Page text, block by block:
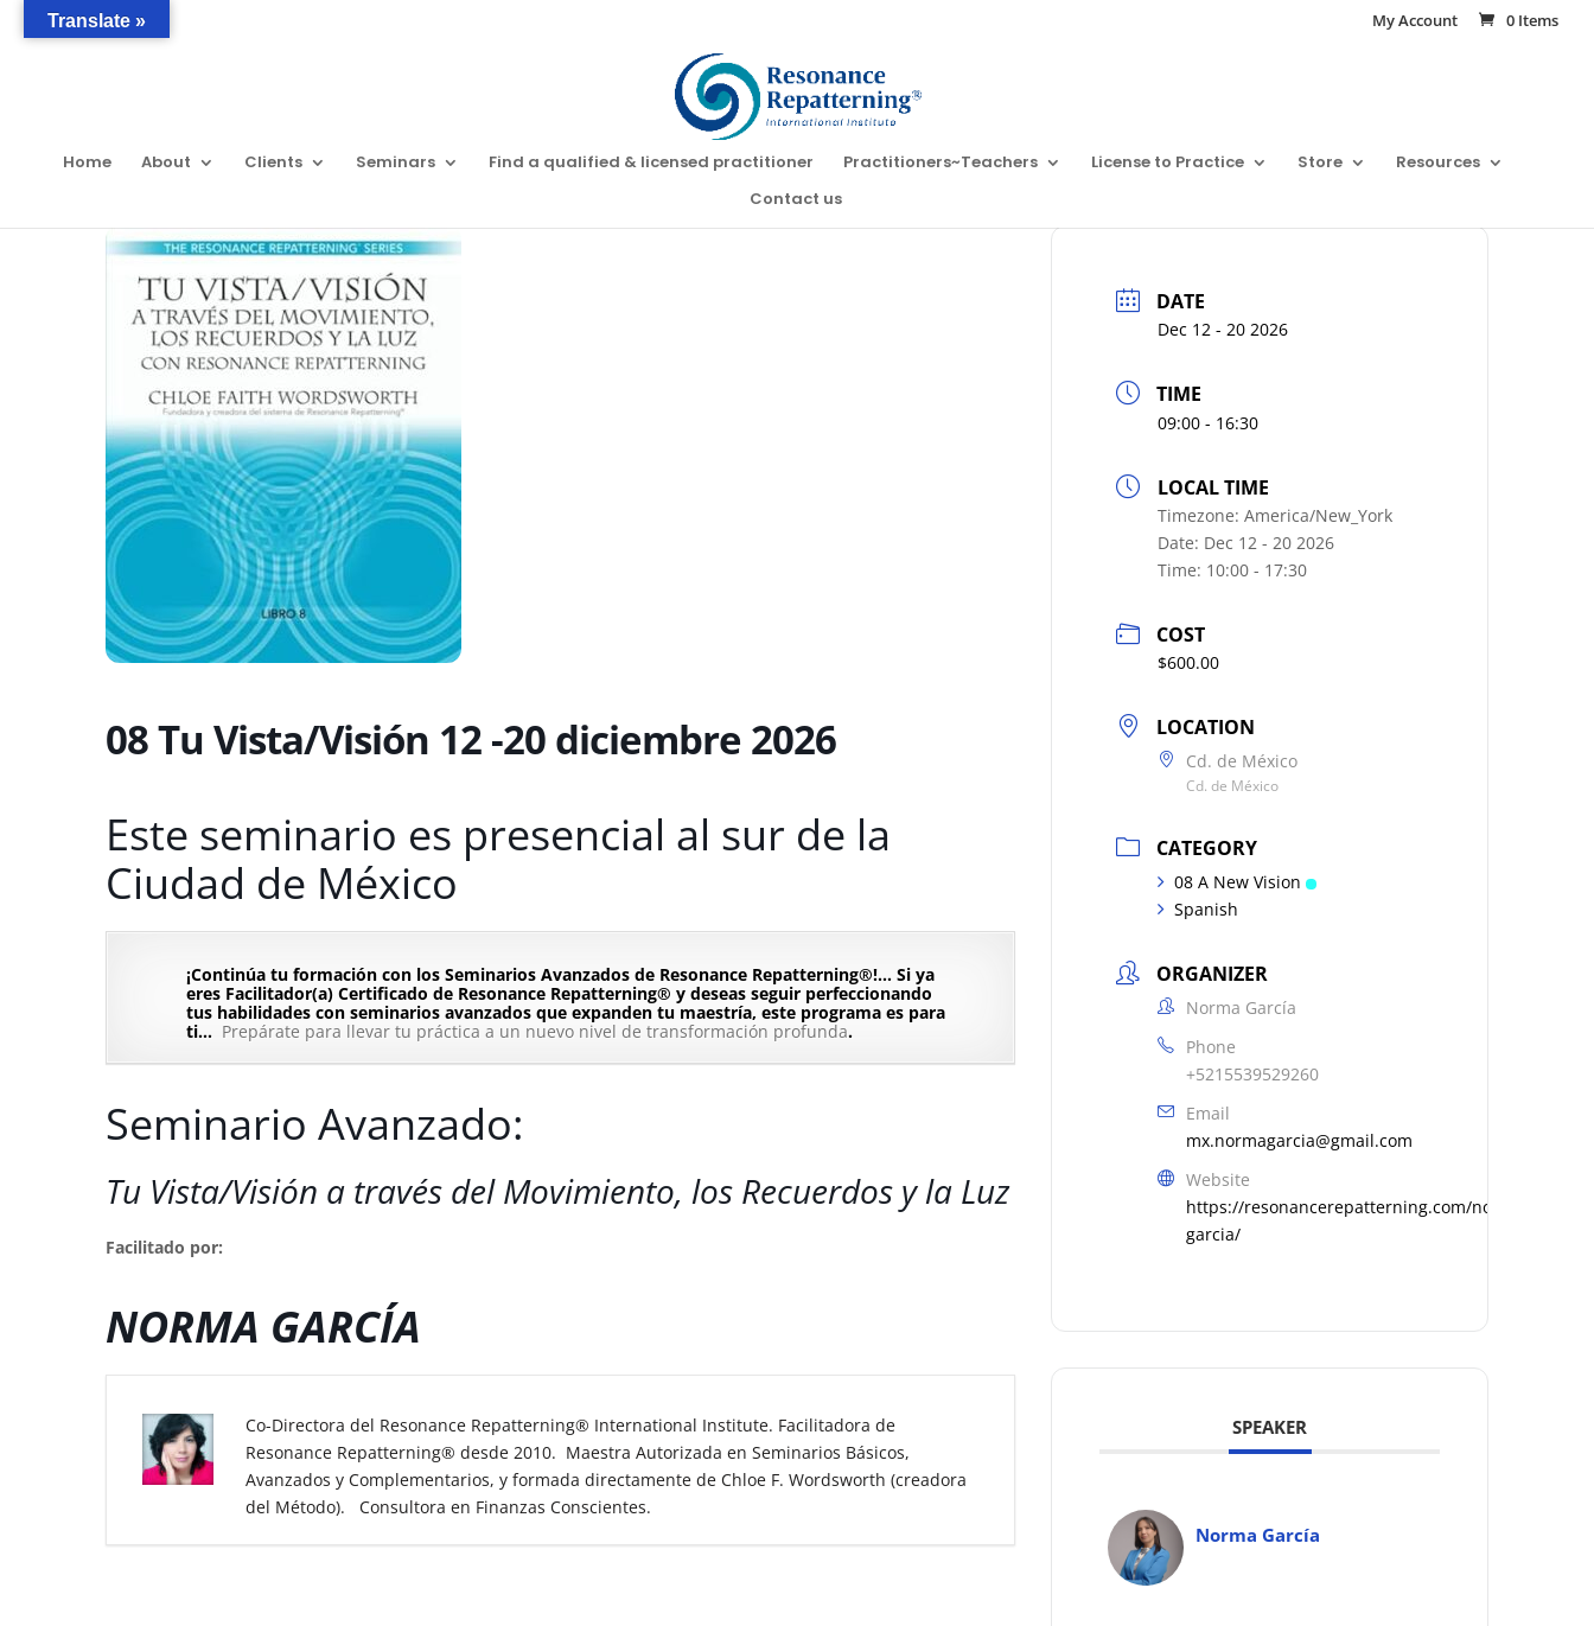
My Account 0 Items
Home About Clients Seminars Find a qualified & licensed practitioner Practitioners~Teachers License to Practice Store
Resources
Contact us
08 Tu Vista/Visión 12 -20 diciembre 2026
Este seminario es presencial al sur de la
Ciudad de México
¡Continúa tu formación con los Seminarios Avanzados de Resonance Repatterning®!… Si ya
eres Facilitador(a) Certificado de Resonance Repatterning® y deseas seguir perfeccionando
tus habilidades con seminarios avanzados que expanden tu maestría, este programa es para
ti… Prepárate para llevar tu práctica a un nuevo nivel de transformación profunda.
Seminario Avanzado:
Tu Vista/Visión a través del Movimiento, los Recuerdos y la Luz
Facilitado por:
NORMA GARCÍA
Co-Directora del Resonance Repatterning® International Institute. Facilitadora de
Resonance Repatterning® desde 2010. Maestra Autorizada en Seminarios Básicos,
Avanzados y Complementarios, y formada directamente de Chloe F. Wordsworth (creadora
del Método). Consultora en Finanzas Conscientes.
DATE
Dec 12 - 20 2026
TIME
09:00 - 16:30
LOCAL TIME
Timezone:America/New_York
Date: Dec 12 - 20 2026
Time: 10:00 - 17:30
COST
$600.00
LOCATION
Cd. de México
Cd. de México
CATEGORY
08 A New Vision
Spanish
ORGANIZER
Norma García
Phone
+5215539529260
Email
mx.normagarcia@gmail.com
Website
https://resonancerepatterning.com/norma-
garcia/
SPEAKER
Norma García
Translate »